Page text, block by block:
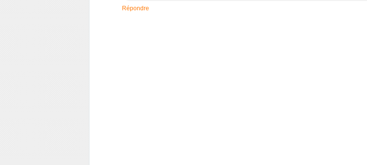
Répondre